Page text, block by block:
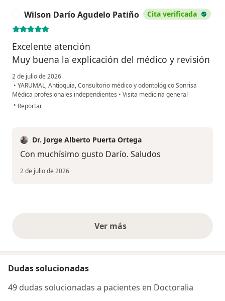
Wilson Darío Agudelo Patiño Cita verificada
Excelente atención
Muy buena la explicación del médico y revisión
2 de julio de 2026
• YARUMAL, Antioquia, Consultorio médico y odontológico Sonrisa
Médica profesionales independientes • Visita medicina general
• en opinión del usuario Wilson Darío Agudelo Patiño
Reportar
Dr. Jorge Alberto Puerta Ortega
Con muchísimo gusto Darío. Saludos
2 de julio de 2026
Ver másopiniones anteriores
Dudas solucionadas
49 dudas solucionadas a pacientes en Doctoralia